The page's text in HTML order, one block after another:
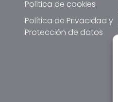
Política de cookies
Política de Privacidad y
Protección de datos